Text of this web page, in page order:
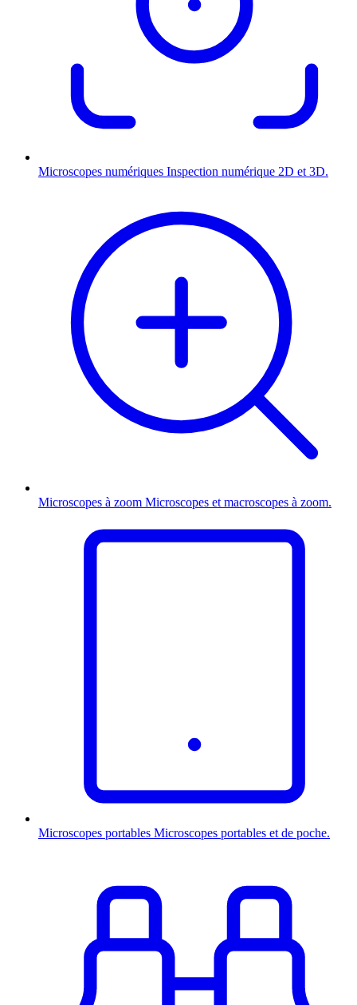
Microscopes numériques Inspection numérique 2D et 3D.
Microscopes à zoom Microscopes et macroscopes à zoom.
Microscopes portables Microscopes portables et de poche.